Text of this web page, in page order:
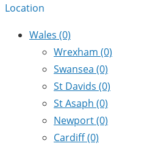
Location
Wales (0)
Wrexham (0)
Swansea (0)
St Davids (0)
St Asaph (0)
Newport(0)
Cardiff(0)